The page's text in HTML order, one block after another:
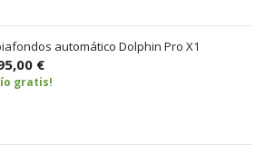
automático Dolphin Pro X1
€
gratis!